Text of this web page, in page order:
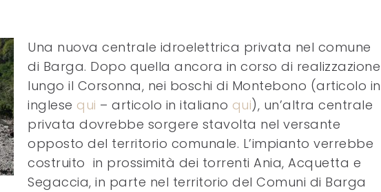
Una nuova centrale idroelettrica privata nel comune
di Barga. Dopo quella ancora in corso di realizzazione
lungo il Corsonna, nei boschi di Montebono (articolo in
inglese qui – articolo in italiano qui), un’altra centrale
privata dovrebbe sorgere stavolta nel versante
opposto del territorio comunale. L’impianto verrebbe
costruito in prossimità dei torrenti Ania, Acquetta e
Segaccia, in parte nel territorio del Comuni di Barga